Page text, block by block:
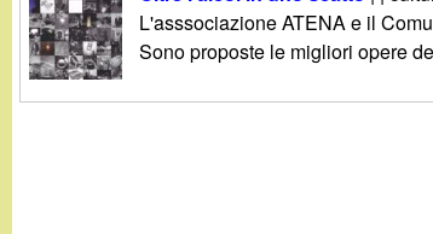
g
a
L'asssociazione ATENA e il
Sono proposte le migliori opere